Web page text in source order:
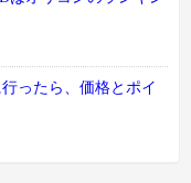
ったら、価格とポイ